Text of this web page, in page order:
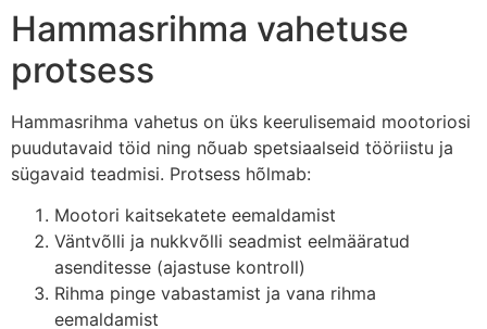
Hammasrihma vahetuse
protsess
Hammasrihma vahetus on üks keerulisemaid mootoriosi
puudutavaid töid ning nõuab spetsiaalseid tööriistu ja
sügavaid teadmisi. Protsess hõlmab:
Mootori kaitsekatete eemaldamist
Väntvõlli ja nukkvõlli seadmist eelmääratud
asenditesse (ajastuse kontroll)
Rihma pinge vabastamist ja vana rihma
eemaldamist